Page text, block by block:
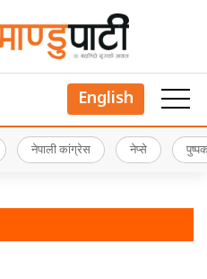
English
नेपाली कांग्रेस नेप्से